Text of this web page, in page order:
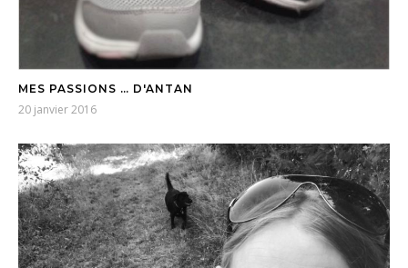
MES PASSIONS … D'ANTAN
20 janvier 2016